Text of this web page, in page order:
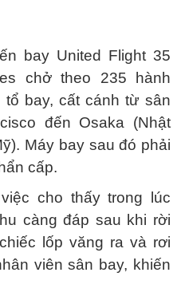
bay United Flight 35
chở theo 235 hành
tổ bay, cất cánh từ sân
đến Osaka (Nhật
Máy bay sau đó phải
cấp.
cho thấy trong lúc
càng đáp sau khi rời
lốp văng ra và rơi
viên sân bay, khiến